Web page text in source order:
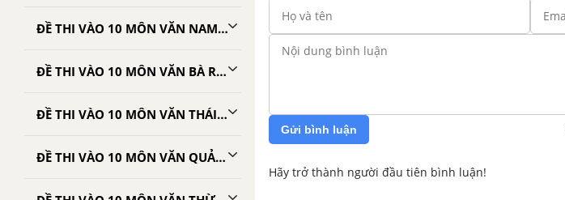
ĐỀ THI VÀO 10 MÔN VĂN NAM ĐỊNH
ĐỀ THI VÀO 10 MÔN VĂN BÀ RỊA - VŨNG TÀU
ĐỀ THI VÀO 10 MÔN VĂN THÁI BÌNH
ĐỀ THI VÀO 10 MÔN VĂN QUẢNG NGÃI
Gửi bình luận
Hãy trở thành người đầu tiên bình luận!